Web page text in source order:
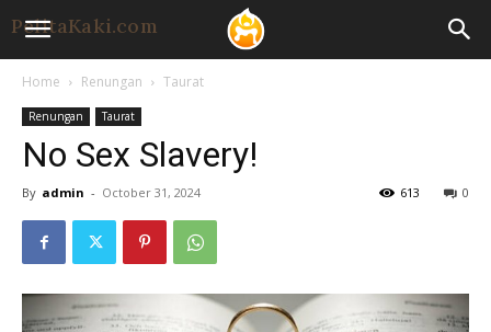
Home Renungan Taurat
Renungan Taurat
No Sex Slavery!
By admin - October 31, 2024 0
613